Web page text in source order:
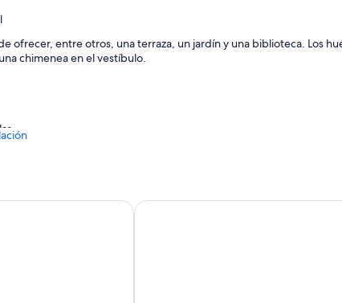
ofrecer, entre otros, una terraza, un jardín y una biblioteca. Los
chimenea en el vestíbulo.
tales como cartas de almohadas y mesas de comedor.
Hotel Pucon Indomito